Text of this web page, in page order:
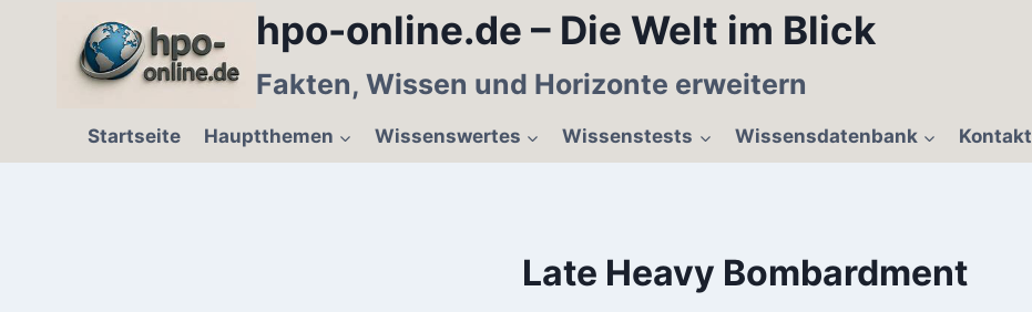
hpo-online.de – Die Welt im Blick
Fakten, Wissen und Horizonte erweitern
Startseite Hauptthemen Wissenswertes Wissenstests Wissensdatenbank Kontakt
Late Heavy Bombardment